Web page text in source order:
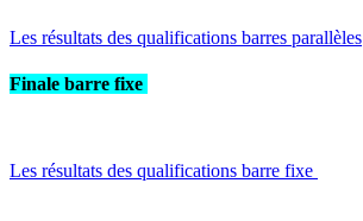
Les résultats des qualifications barres parallèles
Finale barre fixe
Les résultats des qualifications barre fixe